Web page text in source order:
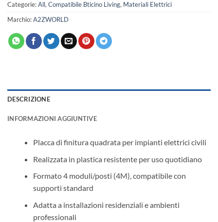
Categorie:All, Compatibile Bticino Living, Materiali Elettrici
Marchio:A2ZWORLD
DESCRIZIONE
INFORMAZIONI AGGIUNTIVE
Placca di finitura quadrata per impianti elettrici civili
Realizzata in plastica resistente per uso quotidiano
Formato 4 moduli/posti (4M), compatibile con
supporti standard
Adatta a installazioni residenziali e ambienti
professionali